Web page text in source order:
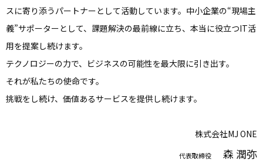
スに寄り添うパートナーとして活動しています。中小企業の“現場主
義”サポーターとして、課題解決の最前線に立ち、本当に役立つIT活
用を提案し続けます。
テクノロジーの力で、ビジネスの可能性を最大限に引き出す。
それが私たちの使命です。
挑戦をし続け、価値あるサービスを提供し続けます。
株式会社MJ ONE
代表取締役 森 潤弥